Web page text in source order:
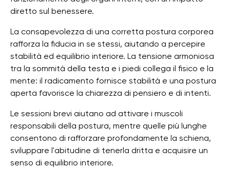
diretto sul benessere.
La consapevolezza di una corretta postura corporea
rafforza la fiducia in se stessi, aiutando a percepire
stabilità ed equilibrio interiore. La tensione armoniosa
tra la sommità della testa e i piedi collega il fisico e la
mente: il radicamento fornisce stabilità e una postura
aperta favorisce la chiarezza di pensiero e di intenti.
Le sessioni brevi aiutano ad attivare i muscoli
responsabili della postura, mentre quelle più lunghe
consentono di rafforzare profondamente la schiena,
sviluppare l'abitudine di tenerla dritta e acquisire un
senso di equilibrio interiore.